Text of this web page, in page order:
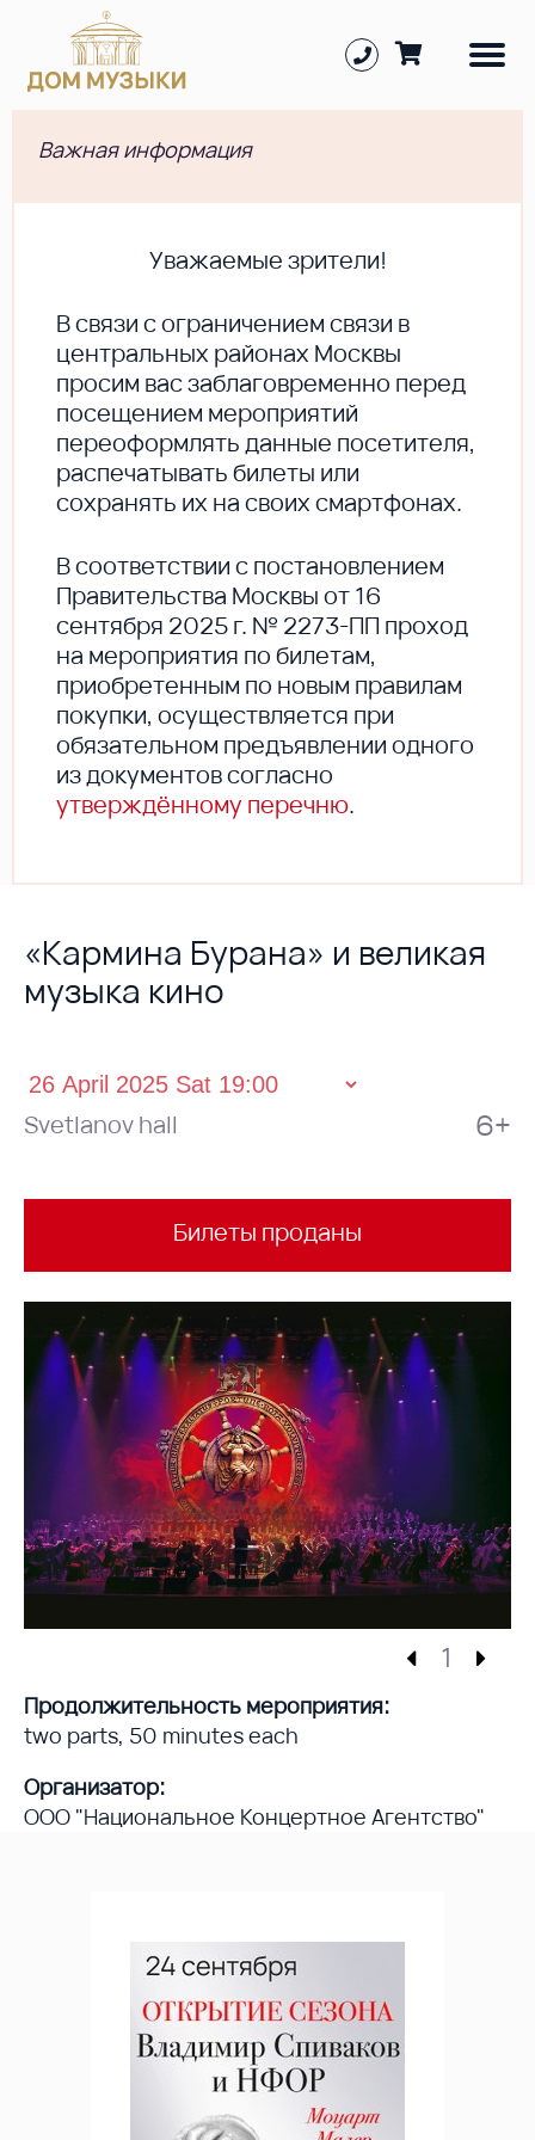
Важная информация
Уважаемые зрители!
В cвязи с ограничением связи в
центральных районах Москвы
просим вас заблаговременно перед
посещением мероприятий
переоформлять данные посетителя,
распечатывать билеты или
сохранять их на своих смартфонах.
В соответствии с постановлением
Правительства Москвы от 16
сентября 2025 г. № 2273-ПП проход
на мероприятия по билетам,
приобретенным по новым правилам
покупки, осуществляется при
обязательном предъявлении одного
из документов согласно
утверждённому перечню.
«Кармина Бурана» и великая
музыка кино
Svetlanov hall 6+
Билеты проданы
1
Продолжительность мероприятия:
two parts, 50 minutes each
Организатор:
ООО "Национальное Концертное Агентство"